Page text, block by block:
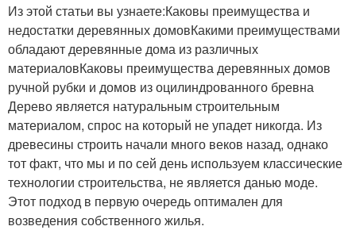
Из этой статьи вы узнаете:Каковы преимущества и
недостатки деревянных домовКакими преимуществами
обладают деревянные дома из различных
материаловКаковы преимущества деревянных домов
ручной рубки и домов из оцилиндрованного бревна
Дерево является натуральным строительным
материалом, спрос на который не упадет никогда. Из
древесины строить начали много веков назад, однако
тот факт, что мы и по сей день используем классические
технологии строительства, не является данью моде.
Этот подход в первую очередь оптимален для
возведения собственного жилья.